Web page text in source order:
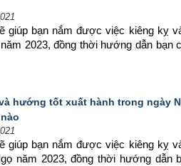
giúp bạn nắm được việc kiêng kỵ
2023, đồng thời hướng dẫn bạn
hướng tốt xuất hành trong ngày
giúp bạn nắm được việc kiêng kỵ
năm 2023, đồng thời hướng dẫn